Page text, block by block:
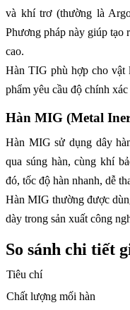
và khí trơ (thường là
Phương pháp này giúp tạo
cao.
Hàn TIG phù hợp cho vật
phẩm yêu cầu độ chính
Hàn MIG (Metal
Hàn MIG sử dụng dây
qua súng hàn, cùng khí
đó, tốc độ hàn nhanh, dễ
Hàn MIG thường được
dày trong sản xuất công
So sánh chi tiết
Tiêu chí
Chất lượng mối hàn